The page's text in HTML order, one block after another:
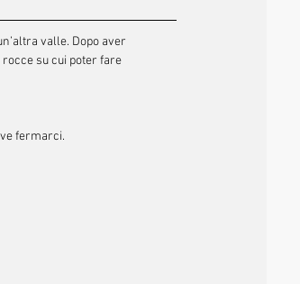
valle. Dopo aver
su cui poter fare
fermarci.